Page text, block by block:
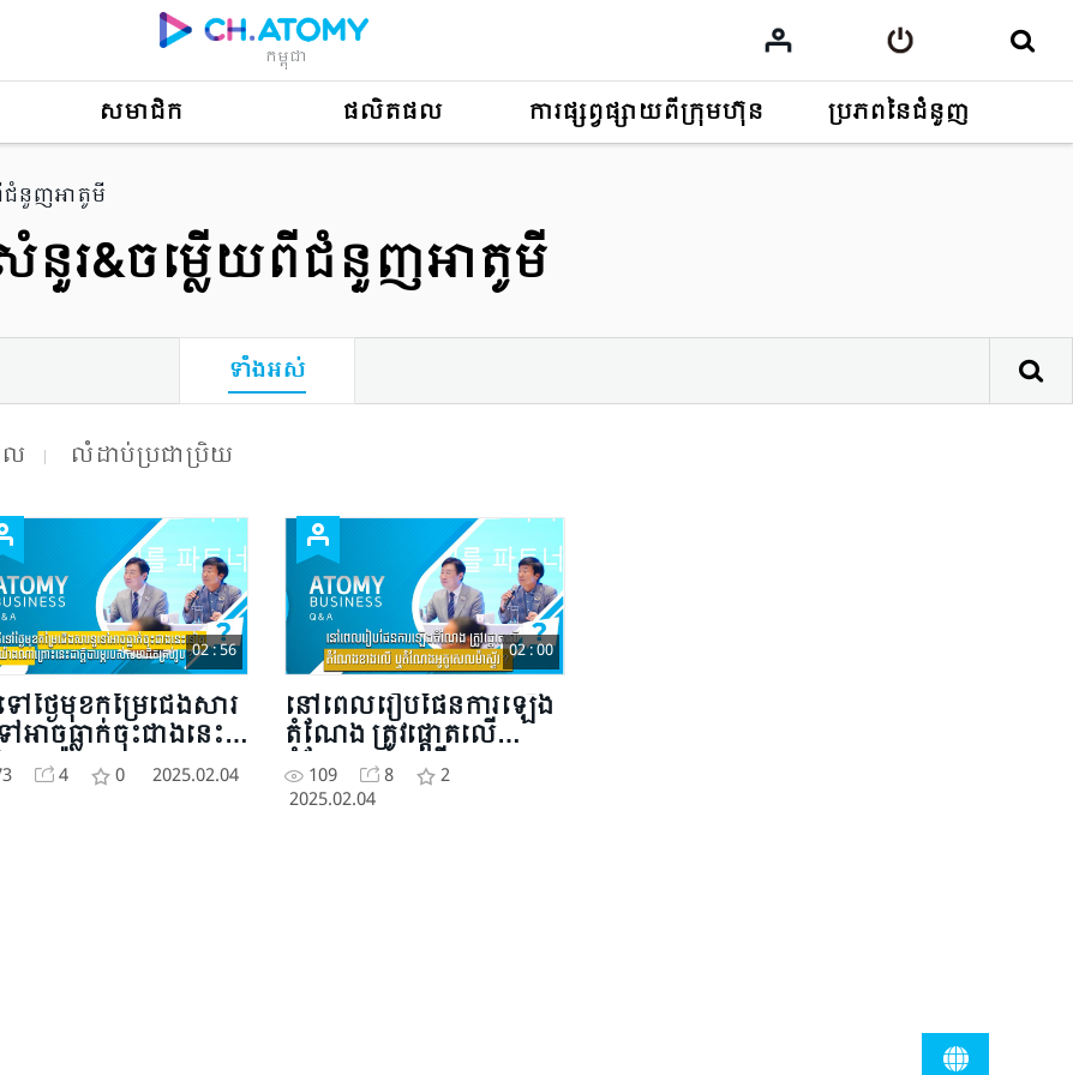
កម្ពុជា
សមាជិក ផលិតផល ការផ្សព្វផ្សាយពីក្រុមហ៊ុន ប្រភពនៃជំនួញ
ជំនួញអាតូមី
នួរ&ចម្លើយពីជំនួញអាតូមី
ទាំងអស់
ល លំដាប់ប្រជាប្រិយ
02 : 56
ៅថ្ងៃមុខកម្រៃជើងសារ
អាចធ្លាក់ចុះជាងនេះ
ឬយ៉ាងណាព្រោះនេះ
តីបារម្ភរបស់សមាជិក
4 0 2025.02.04
02 : 00
នៅពេលរៀបផែនការឡើង
តំណែង ត្រូវផ្តោតលើ
តំណែងខាងលើ ឬ
តំណែងអូតូសេលម៉ាស្ទ័រ
109 8 2
2025.02.04